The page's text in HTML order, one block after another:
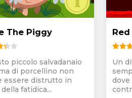
The Piggy
piccolo salvadanaio
di porcellino non
essere distrutto in
fatidica...
Un